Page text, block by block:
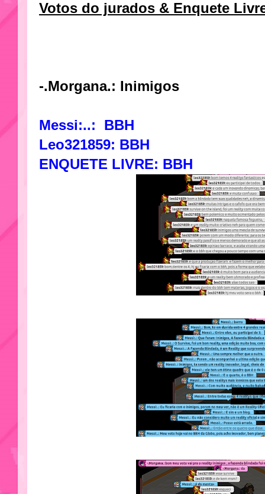
Votos do jurados & Enquete
-.Morgana.: Inimigos
Messi:..: BBH
Leo321859: BBH
ENQUETE LIVRE: BBH